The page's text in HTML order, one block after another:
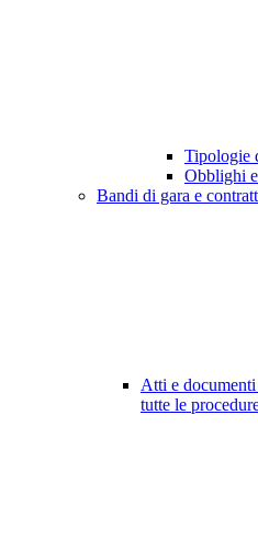
Tipologie
Obblighi
Bandi di gara e
Atti e
tutte le